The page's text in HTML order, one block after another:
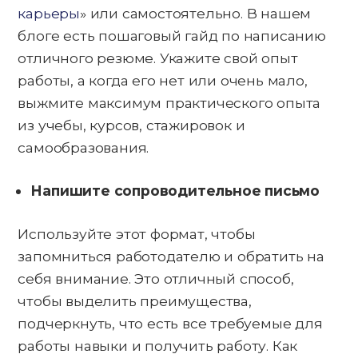
карьеры» или самостоятельно. В нашем
блоге есть пошаговый гайд по написанию
отличного резюме. Укажите свой опыт
работы, а когда его нет или очень мало,
выжмите максимум практического опыта
из учебы, курсов, стажировок и
самообразования.
Напишите сопроводительное письмо
Используйте этот формат, чтобы
запомниться работодателю и обратить на
себя внимание. Это отличный способ,
чтобы выделить преимущества,
подчеркнуть, что есть все требуемые для
работы навыки и получить работу. Как